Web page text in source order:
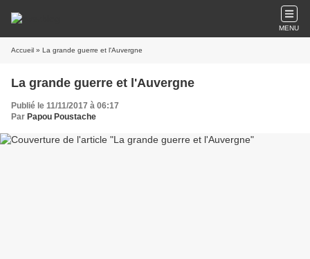
MENU
Accueil » La grande guerre et l'Auvergne
La grande guerre et l'Auvergne
Publié le 11/11/2017 à 06:17
Par Papou Poustache